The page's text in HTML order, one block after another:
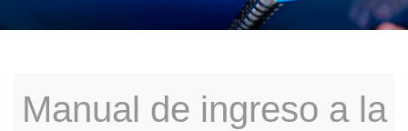
Manual de ingreso a la